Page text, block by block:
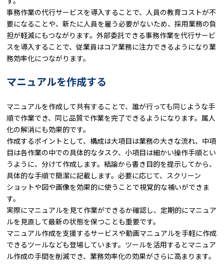
事務作業の代行サービスを導入することで、人員の教育コストが不
要になることや、新たに人員を雇う必要がないため、採用業務の負
担が軽減にもつながります。外部委託できる事務作業を代行サービ
スを導入することで、従業員はコア業務に注力できるようになり業
務効率化につながります。
マニュアルを作成する
マニュアルを作成して共有することで、誰が行っても同じような手
順で作業でき、同じ品質で作業を完了できるようになります。属人
化の解消にも効果的です。
作成するポイントとして、構成は大項目は業務の大きな流れ、中項
目は各作業の中での具体的なタスク、小項目は細かい操作手順とい
うように、分けて作成します。結論から書き目的を提示してから、
具体的な手順で簡潔に記載します。必要に応じて、スクリーン
ショットや図や画像を効果的に使うことで視覚的な補いができま
す。
実際にマニュアルを見て作業ができるか確認し、定期的にマニュア
ルを見直して最新の状態を保つことも重要です。
マニュアル作成を支援するサービスや動画マニュアルを手軽に作成
できるツールなども登場しています。ツールを活用するとマニュア
ル作成の手間を削減でき、業務効率化の効果がさらに高まります。